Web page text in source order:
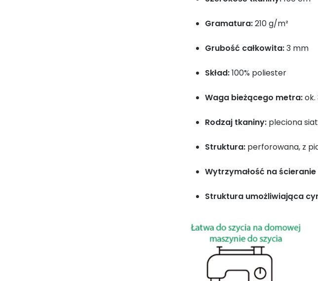
Gramatura:210 g/m²
Grubość całkowita:3 mm
Skład:100% poliester
Waga bieżącego metra:ok.
Rodzaj tkaniny: pleciona
Struktura: perforowana, z
Wytrzymałość na
Struktura umożliwiająca